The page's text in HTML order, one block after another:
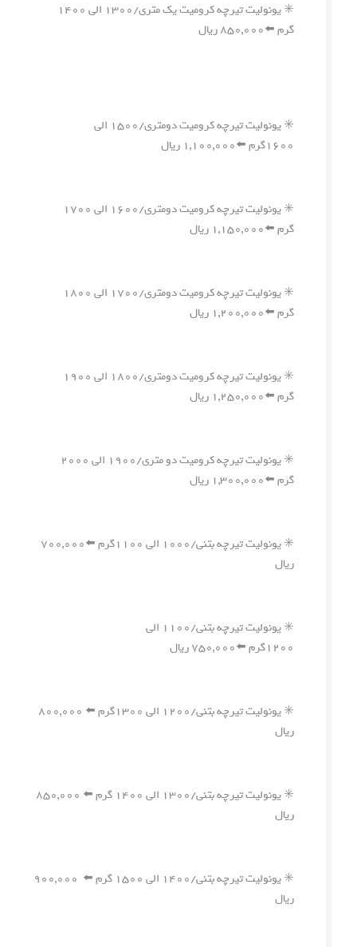
✳️ یونولیت تیرچه کرومیت یک متری/۱۳۰۰ الی ۱۴۰۰
گرم ⬅️۸۵۰,۰۰۰ ریال
✳️ یونولیت تیرچه کرومیت دومتری/۱۵۰۰ الی
۱۶۰۰گرم ⬅️۱,۱۰۰,۰۰۰ ریال
✳️ یونولیت تیرچه کرومیت دومتری/۱۶۰۰ الی ۱۷۰۰
گرم ⬅️۱,۱۵۰,۰۰۰ ریال
✳️ یونولیت تیرچه کرومیت دومتری/۱۷۰۰ الی ۱۸۰۰
گرم ⬅️۱,۲۰۰,۰۰۰ ریال
✳️ یونولیت تیرچه کرومیت دومتری/۱۸۰۰ الی ۱۹۰۰
گرم ⬅️۱,۲۵۰,۰۰۰ ریال
✳️ یونولیت تیرچه کرومیت دو متری/۱۹۰۰ الی ۲۰۰۰
گرم ⬅️۱,۳۰۰,۰۰۰ ریال
✳️ یونولیت تیرچه بتنی/۱۰۰۰ الی ۱۱۰۰گرم ⬅️۷۰۰,۰۰۰
ریال
✳️ یونولیت تیرچه بتنی/۱۱۰۰ الی
۱۲۰۰گرم ⬅️۷۵۰,۰۰۰ ریال
✳️ یونولیت تیرچه بتنی/۱۲۰۰ الی ۱۳۰۰گرم ⬅️ ۸۰۰,۰۰۰
ریال
✳️ یونولیت تیرچه بتنی/۱۳۰۰ الی ۱۴۰۰ گرم ⬅️ ۸۵۰,۰۰۰
ریال
✳️ یونولیت تیرچه بتنی/۱۴۰۰ الی ۱۵۰۰ گرم ⬅️ ۹۰۰,۰۰۰
ریال